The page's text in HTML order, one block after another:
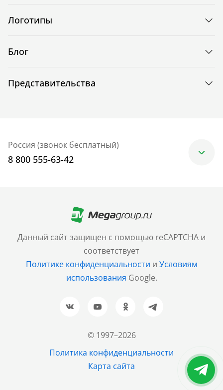
© 1997–2026
Политика конфиденциальности
Карта сайта
Данный сайт защищен с помощью reCAPTCHA и
соответствует
Политике конфиденциальности и Условиям
использования Google.
Логотипы
Блог
Представительства
Россия (звонок бесплатный)
8 800 555-63-42
+7 (499) 705-30-10
Санкт-Петербург
+7 (812) 600-77-33
Барнаул
+7 (961) 999-93-93
Новосибирск
+7 (843) 202-37-37